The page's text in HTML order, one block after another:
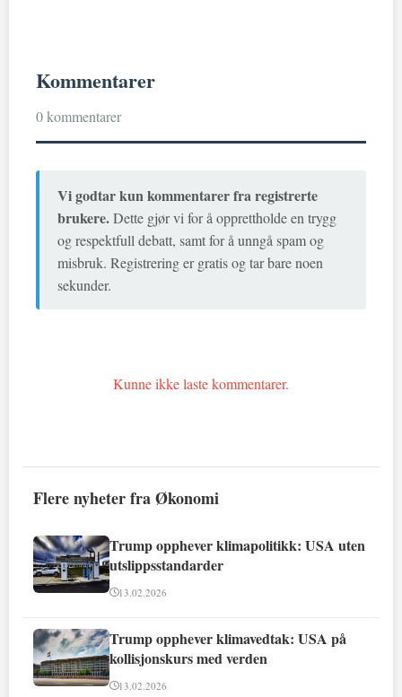
Kommentarer
0 kommentarer
Vi godtar kun kommentarer fra registrerte
brukere.Dette gjør vi for å opprettholde en trygg
og respektfull debatt, samt for å unngå spam og
misbruk. Registrering er gratis og tar bare noen
sekunder.
Kunne ikke laste kommentarer.
Flere nyheter fra Økonomi
Trump opphever klimapolitikk: USA uten
utslippsstandarder
13.02.2026
Trump opphever klimavedtak: USA på
kollisjonskurs med verden
13.02.2026